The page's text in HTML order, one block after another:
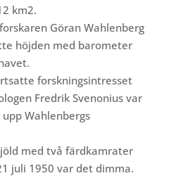
km2.
Göran Wahlenberg
höjden med barometer
forskningsintresset
Fredrik Svenonius var
Wahlenbergs
med två färdkamrater
juli 1950 var det dimma.